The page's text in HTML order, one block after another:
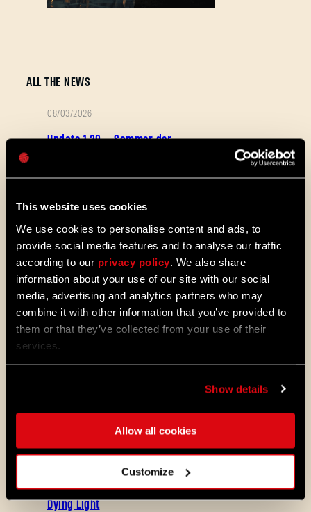
This website uses cookies
We use cookies to personalise content and ads, to
provide social media features and to analyse our traffic
according to our privacy policy . We also share
information about your use of our site with our social
media, advertising and analytics partners who may
combine it with other information that you’ve provided to
them or that they’ve collected from your use of their
services.
Show details
Allow all cookies
Customize
ALL THE NEWS
08/03/2026
Update 1.29 – Sommer der
Die Stadt entwickelt sich weiter. Nutze
Fertigkeiten schneller frei, mache
Bewegungsfertigkeiten der Reihe und
erkunde neue Community-Karten und
Mods. Bist du auch schon gespannt,
was wir uns für den neuesten Patch zu
Dying Light 2 Stay Human ausgedacht
haben?
AKTION
08/04/2026
Starting August 4, PlayStation®Plus
as part of the Essential lineup.
11 Years Later: Why Players Still Enjoy
Dying Light
Passwort